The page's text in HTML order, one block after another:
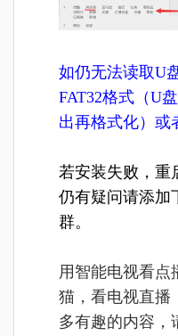
如仍无法读取U
FAT32格式（U
出再格式化）或
若安装失败，重
仍有疑问请添加
群。
用智能电视看点
猫，看电视直播
多有趣的内容，